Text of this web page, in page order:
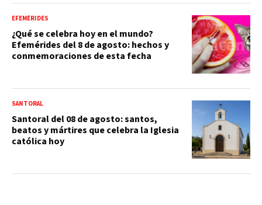
EFEMÉRIDES
¿Qué se celebra hoy en el mundo?
Efemérides del 8 de agosto: hechos y
conmemoraciones de esta fecha
SANTORAL
Santoral del 08 de agosto: santos,
beatos y mártires que celebra la Iglesia
católica hoy